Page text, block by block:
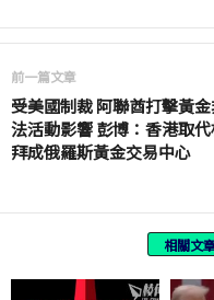
前一篇文章
受美國制裁 阿聯酋打擊黃
法活動影響 彭博：香港取
拜成俄羅斯黃金交易中心
相關文